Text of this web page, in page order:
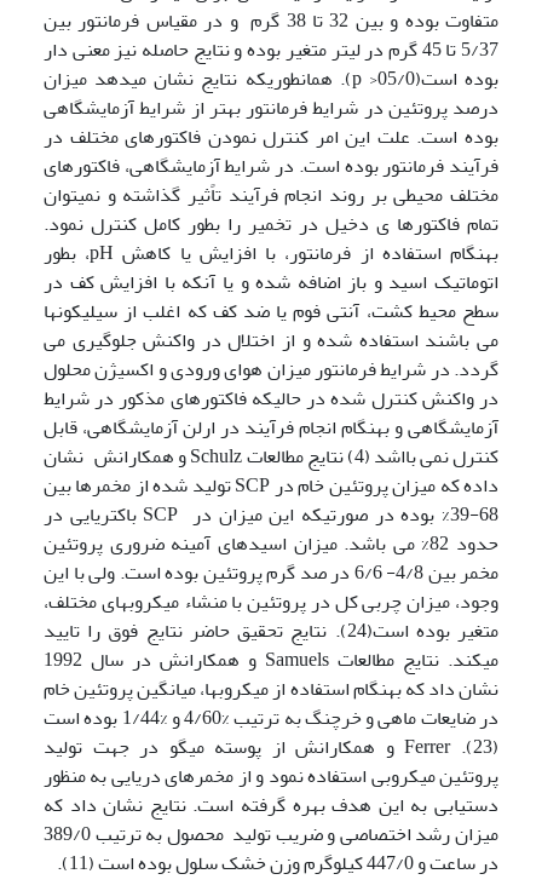
متفاوت بوده و بین 32 تا 38 گرم و در مقیاس فرمانتور بین
5/37 تا 45 گرم در لیتر متغیر بوده و نتایج حاصله نیز معنی دار
بوده است(05/0< p). همانطوریکه نتایج نشان میدهد میزان
درصد پروتئین در شرایط فرمانتور بهتر از شرایط آزمایشگاهی
بوده است. علت این امر کنترل نمودن فاکتورهای مختلف در
فرآیند فرمانتور بوده است. در شرایط آزمایشگاهی، فاکتورهای
مختلف محیطی بر روند انجام فرآیند تاًثیر گذاشته و نمیتوان
تمام فاکتورها ی دخیل در تخمیر را بطور کامل کنترل نمود.
بهنگام استفاده از فرمانتور، با افزایش یا کاهش pH، بطور
اتوماتیک اسید و باز اضافه شده و یا آنکه با افزایش کف در
سطح محیط کشت، آنتی فوم یا ضد کف که اغلب از سیلیکونها
می باشند استفاده شده و از اختلال در واکنش جلوگیری می
گردد. در شرایط فرمانتور میزان هوای ورودی و اکسیژن محلول
در واکنش کنترل شده در حالیکه فاکتورهای مذکور در شرایط
آزمایشگاهی و بهنگام انجام فرآیند در ارلن آزمایشگاهی، قابل
کنترل نمی بااشد (4) نتایج مطالعات Schulz و همکارانش نشان
داده که میزان پروتئین خام در SCP تولید شده از مخمرها بین
68-39% بوده در صورتیکه این میزان در SCP باکتریایی در
حدود 82% می باشد. میزان اسیدهای آمینه ضروری پروتئین
مخمر بین 4/8- 6/6 در صد گرم پروتئین بوده است. ولی با این
وجود، میزان چربی کل در پروتئین با منشاء میکروبهای مختلف،
متغیر بوده است(24). نتایج تحقیق حاضر نتایج فوق را تایید
میکند. نتایج مطالعات Samuels و همکارانش در سال 1992
نشان داد که بهنگام استفاده از میکروبها، میانگین پروتئین خام
در ضایعات ماهی و خرچنگ به ترتیب %4/60 و %1/44 بوده است
(23). Ferrer و همکارانش از پوسته میگو در جهت تولید
پروتئین میکروبی استفاده نمود و از مخمرهای دریایی به منظور
دستیابی به این هدف بهره گرفته است. نتایج نشان داد که
میزان رشد اختصاصی و ضریب تولید محصول به ترتیب 389/0
در ساعت و 447/0 کیلوگرم وزن خشک سلول بوده است (11).